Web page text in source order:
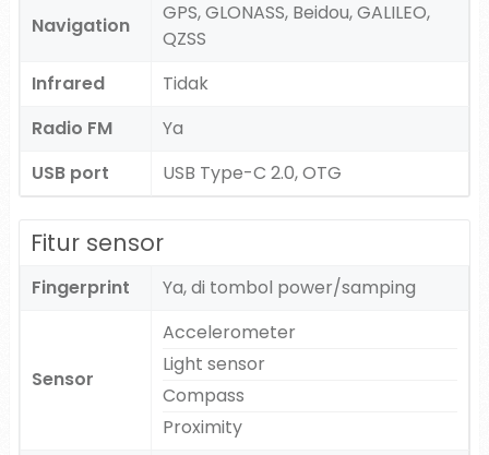
Navigation
GPS, GLONASS, Beidou, GALILEO,
QZSS
Infrared
Tidak
Radio FM
Ya
USB port
USB Type-C 2.0, OTG
Fitur sensor
Fingerprint Ya, di tombol power/samping
Sensor
Accelerometer
Light sensor
Compass
Proximity